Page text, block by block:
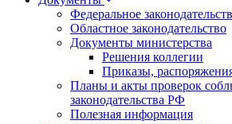
Федеральное
Областное законодательство
Документы министерства
Решения коллегии
Приказы,
Планы и акты проверок
законодательства РФ
Полезная информация